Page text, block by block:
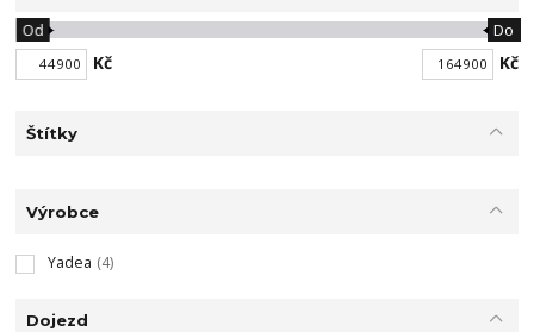
Kč
Od Do
Kč
Štítky
Výrobce
Yadea (4)
Dojezd